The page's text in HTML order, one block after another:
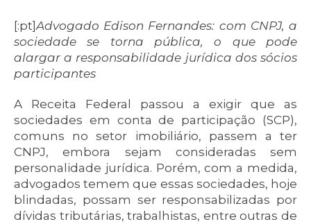
[:pt]Advogado Edison Fernandes: com CNPJ, a
sociedade se torna pública, o que pode
alargar a responsabilidade jurídica dos sócios
participantes
A Receita Federal passou a exigir que as
sociedades em conta de participação (SCP),
comuns no setor imobiliário, passem a ter
CNPJ, embora sejam consideradas sem
personalidade jurídica. Porém, com a medida,
advogados temem que essas sociedades, hoje
blindadas, possam ser responsabilizadas por
dívidas tributárias, trabalhistas, entre outras de